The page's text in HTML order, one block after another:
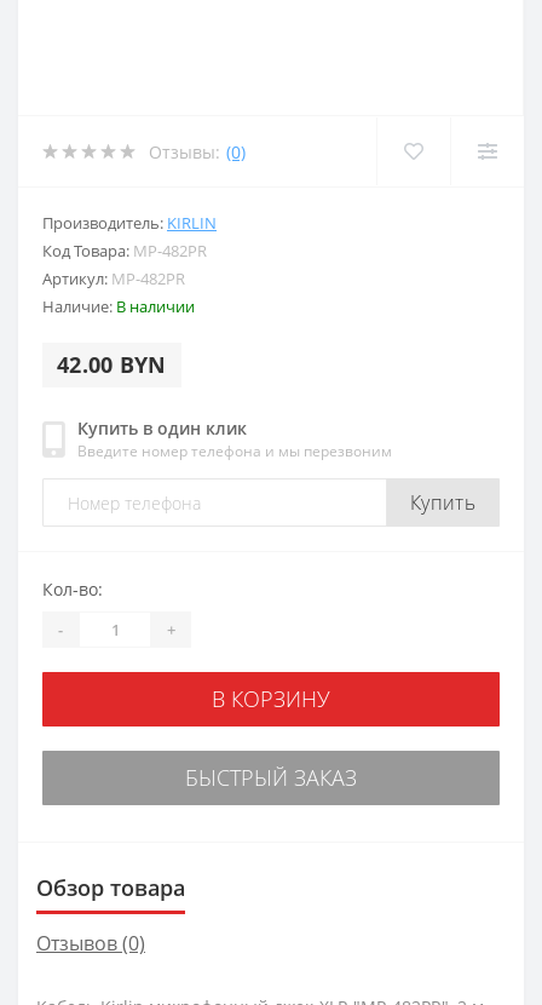
Отзывы: (0)
Производитель: KIRLIN
Код Товара: MP-482PR
Артикул: MP-482PR
Наличие: В наличии
42.00 BYN
Купить в один клик
Введите номер телефона и мы перезвоним
Купить
Кол-во:
- +
В КОРЗИНУ
БЫСТРЫЙ ЗАКАЗ
Обзор товара
Отзывов (0)